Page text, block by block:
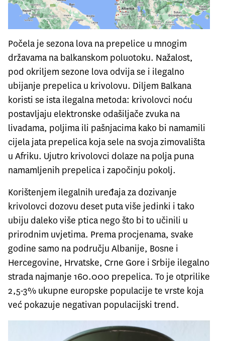
Počela je sezona lova na prepelice u mnogim
državama na balkanskom poluotoku. Nažalost,
pod okriljem sezone lova odvija se i ilegalno
ubijanje prepelica u krivolovu. Diljem Balkana
koristi se ista ilegalna metoda: krivolovci noću
postavljaju elektronske odašiljače zvuka na
livadama, poljima ili pašnjacima kako bi namamili
cijela jata prepelica koja sele na svoja zimovališta
u Afriku. Ujutro krivolovci dolaze na polja puna
namamljenih prepelica i započinju pokolj.
Korištenjem ilegalnih uređaja za dozivanje
krivolovci dozovu deset puta više jedinki i tako
ubiju daleko više ptica nego što bi to učinili u
prirodnim uvjetima. Prema procjenama, svake
godine samo na području Albanije, Bosne i
Hercegovine, Hrvatske, Crne Gore i Srbije ilegalno
strada najmanje 160.000 prepelica. To je otprilike
2,5-3% ukupne europske populacije te vrste koja
već pokazuje negativan populacijski trend.